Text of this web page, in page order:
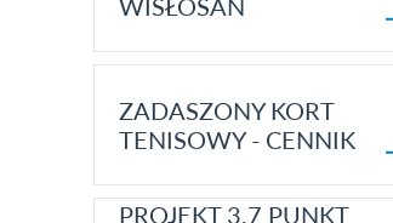
WISŁOSAN
ZADASZONY KORT
TENISOWY - CENNIK
PROJEKT 3.7 PUNKT